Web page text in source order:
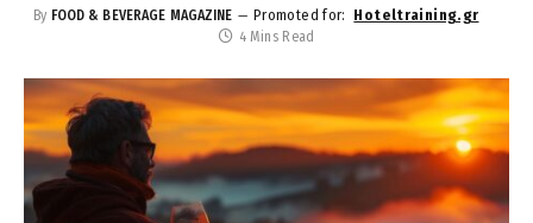
By FOOD & BEVERAGE MAGAZINE Promoted for: Hoteltraining.gr
4 Mins Read